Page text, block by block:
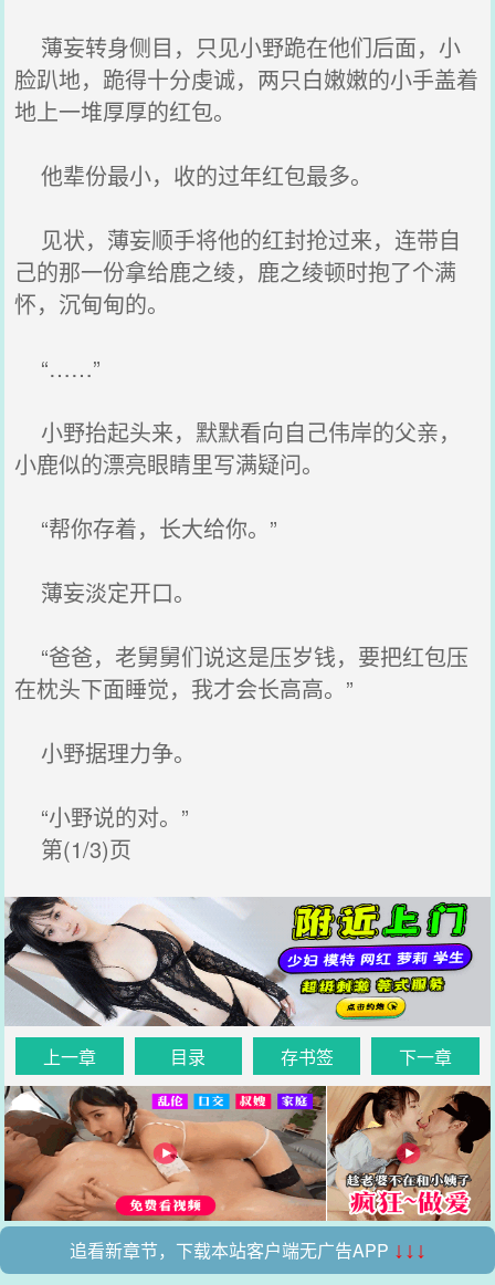
薄妄转身侧目，只见小野跪在他们后面，小
脸趴地，跪得十分虔诚，两只白嫩嫩的小手盖着
地上一堆厚厚的红包。
他辈份最小，收的过年红包最多。
见状，薄妄顺手将他的红封抢过来，连带自
己的那一份拿给鹿之绫，鹿之绫顿时抱了个满
怀，沉甸甸的。
“……”
小野抬起头来，默默看向自己伟岸的父亲，
小鹿似的漂亮眼睛里写满疑问。
“帮你存着，长大给你。”
薄妄淡定开口。
“爸爸，老舅舅们说这是压岁钱，要把红包压
在枕头下面睡觉，我才会长高高。”
小野据理力争。
“小野说的对。”
第(1/3)页
上一章 目录 存书签 下一章
追看新章节，下载本站客户端无广告APP ↓↓↓